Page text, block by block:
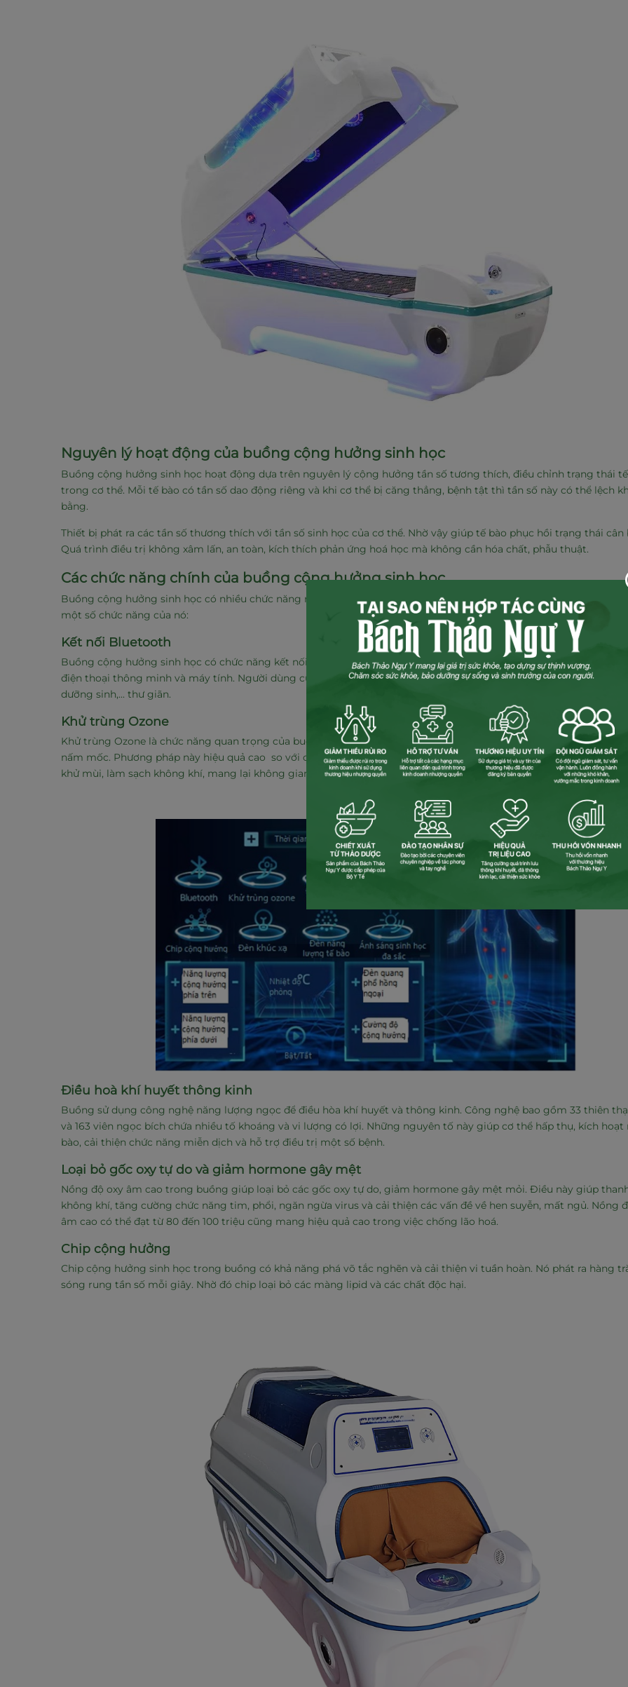
Nguyên lý hoạt động của buồng cộng hưởng sinh học
Buồng cộng hưởng sinh học hoạt động dựa trên nguyên lý cộng hưởng tần số tương thích, điều chỉnh trạng thái
trong cơ thể. Mỗi tế bào có tần số dao động riêng và khi cơ thể bị căng thẳng, bệnh tật thì tần số này có thể lệch
bằng.
Thiết bị phát ra các tần số thương thích với tần số sinh học của cơ thể. Nhờ vậy giúp tế bào phục hồi trạng thái cân
Quá trình điều trị không xâm lấn, an toàn, kích thích phản ứng hoá học mà không cần hóa chất, phẫu thuật.
Các chức năng chính của buồng cộng hưởng sinh học
Buồng cộng hưởng sinh học có nhiều chức năng nổi bật để mang đến lợi ích đáng kể cho sức khỏe con người.
một số chức năng của nó:
Kết nối Bluetooth
Buồng cộng hưởng sinh học có chức năng kết nối không dây qua Bluetooth. Nó cho phép người dùng kết nối thiết
điện thoại thông minh và máy tính. Người dùng cũng có thể kết nối với bộ loa của buồng để thu, phát nhạc thiền,
dưỡng sinh,... thư giãn.
Khử trùng Ozone
Khử trùng Ozone là chức năng quan trọng của buồng cộng hưởng sinh học. Nó được sử dụng để tiêu diệt vi khuẩn,
nấm mốc. Phương pháp này hiệu quả cao so với các phương pháp truyền thống; không để lại dư lượng hóa chất.
khử mùi, làm sạch không khí, mang lại không gian trong lành.
Điều hoà khí huyết thông kinh
Buồng sử dụng công nghệ năng lượng ngọc để điều hòa khí huyết và thông kinh. Công nghệ bao gồm 33 thiên
và 163 viên ngọc bích chứa nhiều tố khoáng và vi lượng có lợi. Những nguyên tố này giúp cơ thể hấp thụ, kích hoạt
bào, cải thiện chức năng miễn dịch và hỗ trợ điều trị một số bệnh.
Loại bỏ gốc oxy tự do và giảm hormone gây mệt
Nồng độ oxy âm cao trong buồng giúp loại bỏ các gốc oxy tự do, giảm hormone gây mệt mỏi. Điều này giúp
không khí, tăng cường chức năng tim, phổi, ngăn ngừa virus và cải thiện các vấn đề về hen suyễn, mất ngủ. Nồng
âm cao có thể đạt từ 80 đến 100 triệu cũng mang hiệu quả cao trong việc chống lão hoá.
Chip cộng hưởng
Chip cộng hưởng sinh học trong buồng có khả năng phá võ tắc nghẽn và cải thiện vi tuần hoàn. Nó phát ra hàng
sóng rung tần số mỗi giây. Nhờ đó chip loại bỏ các màng lipid và các chất độc hại.